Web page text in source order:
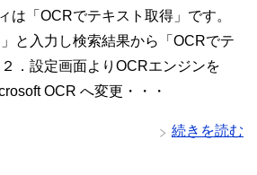
は「OCRでテキスト取得」です。
と入力し検索結果から「OCRでテ
．設定画面よりOCRエンジンを
OCR へ変更・・・
続きを読む